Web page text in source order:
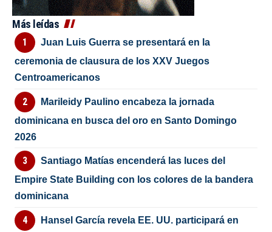
Más leídas
Juan Luis Guerra se presentará en la
ceremonia de clausura de los XXV Juegos
Centroamericanos
Marileidy Paulino encabeza la jornada
dominicana en busca del oro en Santo Domingo
2026
Santiago Matías encenderá las luces del
Empire State Building con los colores de la bandera
dominicana
Hansel García revela EE. UU. participará en